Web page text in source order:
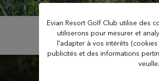
Evian Resort Golf Club utilise des
utiliserons pour mesurer et
l'adapter à vos intérêts
publicités et des informations